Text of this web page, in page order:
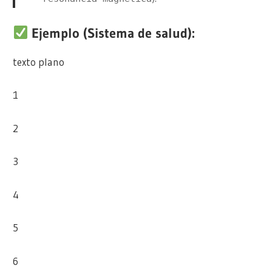
Ejemplo (Sistema de salud):
texto plano
1
2
3
4
5
6